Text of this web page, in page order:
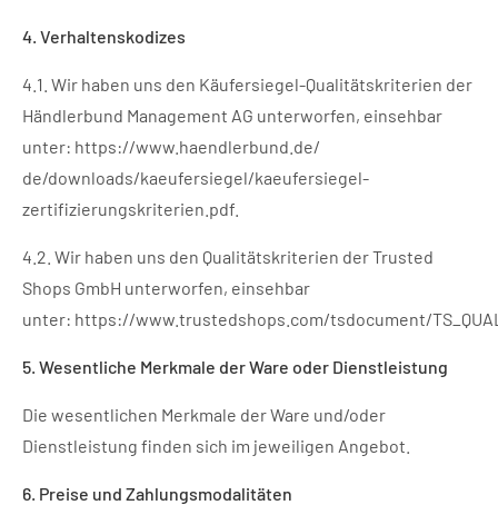
4. Verhaltenskodizes
4.1. Wir haben uns den Käufersiegel-Qualitätskriterien der
Händlerbund Management AG unterworfen, einsehbar
unter: https://www.haendlerbund.de/
de/downloads/kaeufersiegel/kaeufersiegel-
zertifizierungskriterien.pdf
4.2. Wir haben uns den Qualitätskriterien der Trusted
Shops GmbH unterworfen, einsehbar
unter: https://www.trustedshops.com/tsdocument/
5. Wesentliche Merkmale der Ware oder Dienstleistung
Die wesentlichen Merkmale der Ware und/oder
Dienstleistung finden sich im jeweiligen Angebot.
6. Preise und Zahlungsmodalitäten